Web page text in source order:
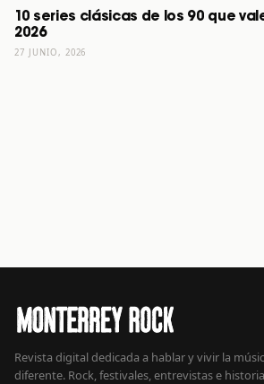
10 series clásicas de los 90 que
2026
27 JUNIO, 2026
Revista digital dedicada a hablar y vivir la
diferente. Rock, festivales, entrevistas e